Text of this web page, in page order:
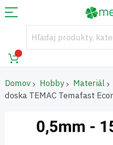
Domov Hobby Materiál
doska TEMAC Temafast